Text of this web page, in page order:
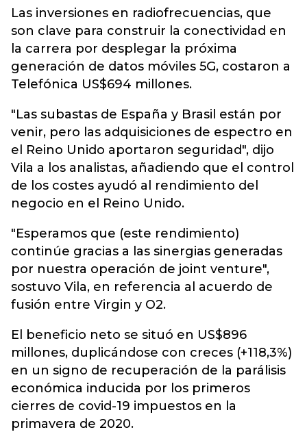
Las inversiones en radiofrecuencias, que
son clave para construir la conectividad en
la carrera por desplegar la próxima
generación de datos móviles 5G, costaron a
Telefónica US$694 millones.
"Las subastas de España y Brasil están por
venir, pero las adquisiciones de espectro en
el Reino Unido aportaron seguridad", dijo
Vila a los analistas, añadiendo que el control
de los costes ayudó al rendimiento del
negocio en el Reino Unido.
"Esperamos que (este rendimiento)
continúe gracias a las sinergias generadas
por nuestra operación de joint venture",
sostuvo Vila, en referencia al acuerdo de
fusión entre Virgin y O2.
El beneficio neto se situó en US$896
millones, duplicándose con creces (+118,3%)
en un signo de recuperación de la parálisis
económica inducida por los primeros
cierres de covid-19 impuestos en la
primavera de 2020.